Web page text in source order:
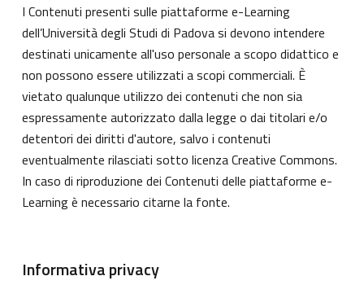
I Contenuti presenti sulle piattaforme e-Learning
dell’Università degli Studi di Padova si devono intendere
destinati unicamente all'uso personale a scopo didattico e
non possono essere utilizzati a scopi commerciali. È
vietato qualunque utilizzo dei contenuti che non sia
espressamente autorizzato dalla legge o dai titolari e/o
detentori dei diritti d'autore, salvo i contenuti
eventualmente rilasciati sotto licenza Creative Commons.
In caso di riproduzione dei Contenuti delle piattaforme e-
Learning è necessario citarne la fonte.
Informativa privacy